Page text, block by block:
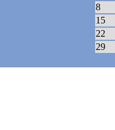
8
15
22
29